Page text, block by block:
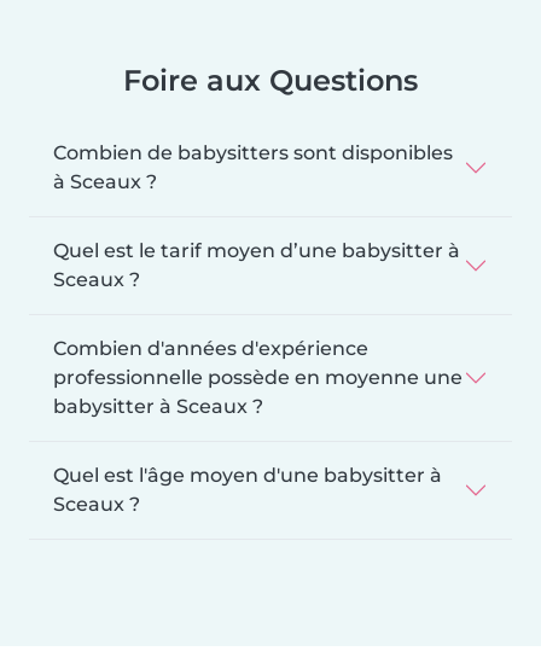
Foire aux Questions
Combien de babysitters sont disponibles
à Sceaux ?
Quel est le tarif moyen d’une babysitter à
Sceaux ?
Combien d'années d'expérience
professionnelle possède en moyenne une
babysitter à Sceaux ?
Quel est l'âge moyen d'une babysitter à
Sceaux ?